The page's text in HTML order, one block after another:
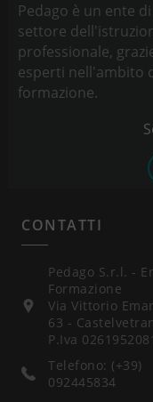
Pedago è un ente
settore
professionale,
esperti nell'ambito
formazione.
CONTATTI
Pedago S.r.l. -
Formazione
Via Vittorio
63 -
P.Iva
Telefono: (+39)
092445834